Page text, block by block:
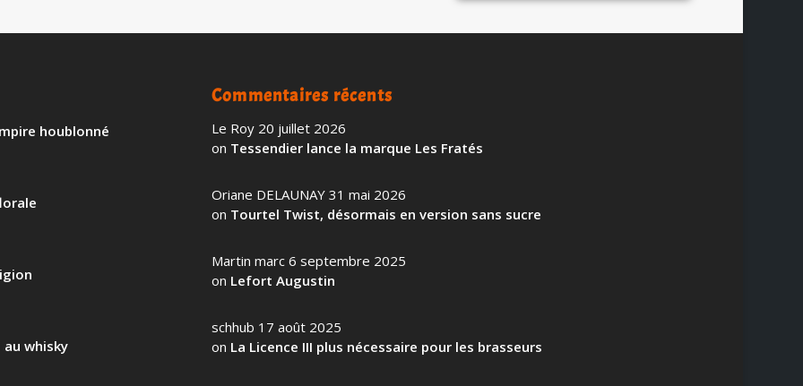
houblonné
whisky
Commentaires récents
Le Roy 20 juillet 2026
on Tessendier lance la marque Les Fratés
Oriane DELAUNAY 31 mai 2026
on Tourtel Twist, désormais en version sans sucre
Martin marc 6 septembre 2025
on Lefort Augustin
schhub 17 août 2025
on La Licence III plus nécessaire pour les brasseurs